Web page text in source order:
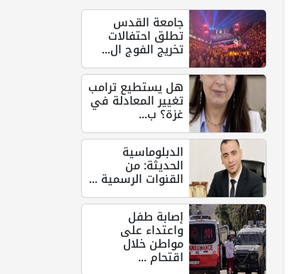
جامعة القدس
تطلق احتفالات
تخريج الفوج ال...
هل يستطيع ترامب
تغيير المعادلة في
غزة؟ ب...
الدبلوماسية
الحديثة: من
القنوات الرسمية ...
إصابة طفل
واعتداء على
مواطن خلال
اقتحام ...